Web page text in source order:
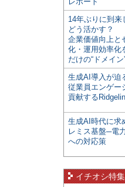
14年ぶりに到来
どう活かす？
企業価値向上と
化・運用効率化
だけの“ドメイン
生成AI導入が
従業員エンゲー
貢献する
生成AI時代に求
レミス基盤─電
への対応策
イチオシ特集